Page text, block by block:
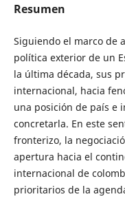
Resumen
Siguiendo el marco de
política exterior de un
la última década, sus
internacional, hacia
una posición de país e
concretarla. En este
fronterizo, la
apertura hacia el
internacional de
prioritarios de la